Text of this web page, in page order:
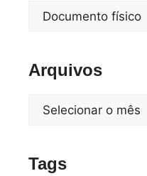
Arquivos
Tags